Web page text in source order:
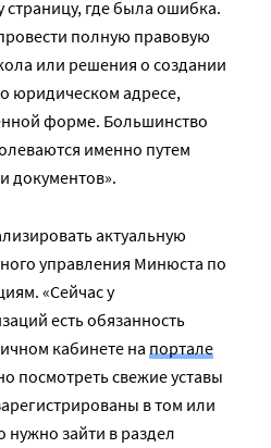
страницу, где была ошибка.
полную правовую
или решения о создании
юридическом адресе,
форме. Большинство
именно путем
документов».
актуальную
управления Минюста по
«Сейчас у
есть обязанность
кабинете на портале
посмотреть свежие уставы
в том или
нужно зайти в раздел